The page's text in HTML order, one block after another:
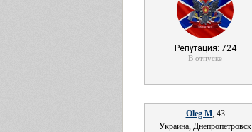
Репутация: 724
В отпуске
Oleg M, 43
Украина, Днепропетровск